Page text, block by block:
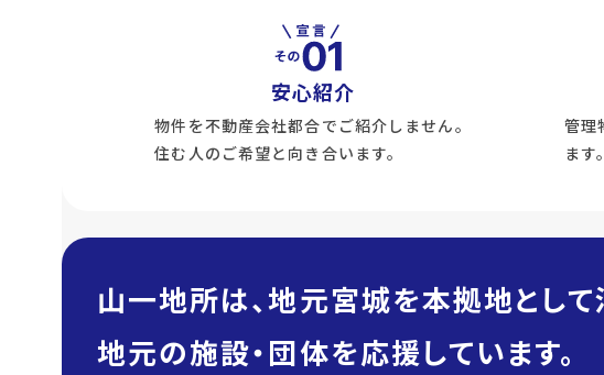
安心紹介
物件を不動産会社都合でご紹介しません。
住む人のご希望と向き合います。
管理
ます。
山一地所は、地元宮城を本拠地として
地元の施設・団体を応援しています。